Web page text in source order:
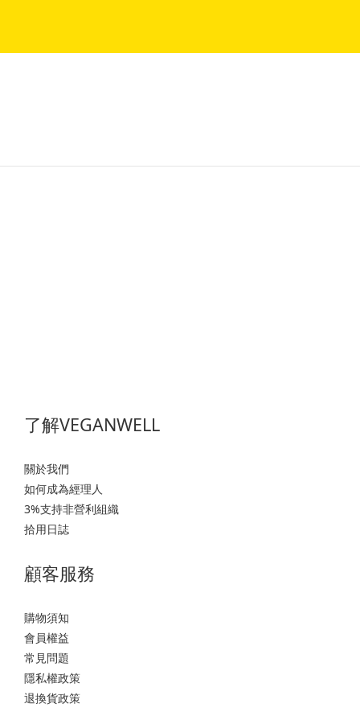
了解VEGANWELL
關於我們
如何成為經理人
3%支持非營利組織
拾用日誌
顧客服務
購物須知
會員權益
常見問題
隱私權政策
退換貨政策